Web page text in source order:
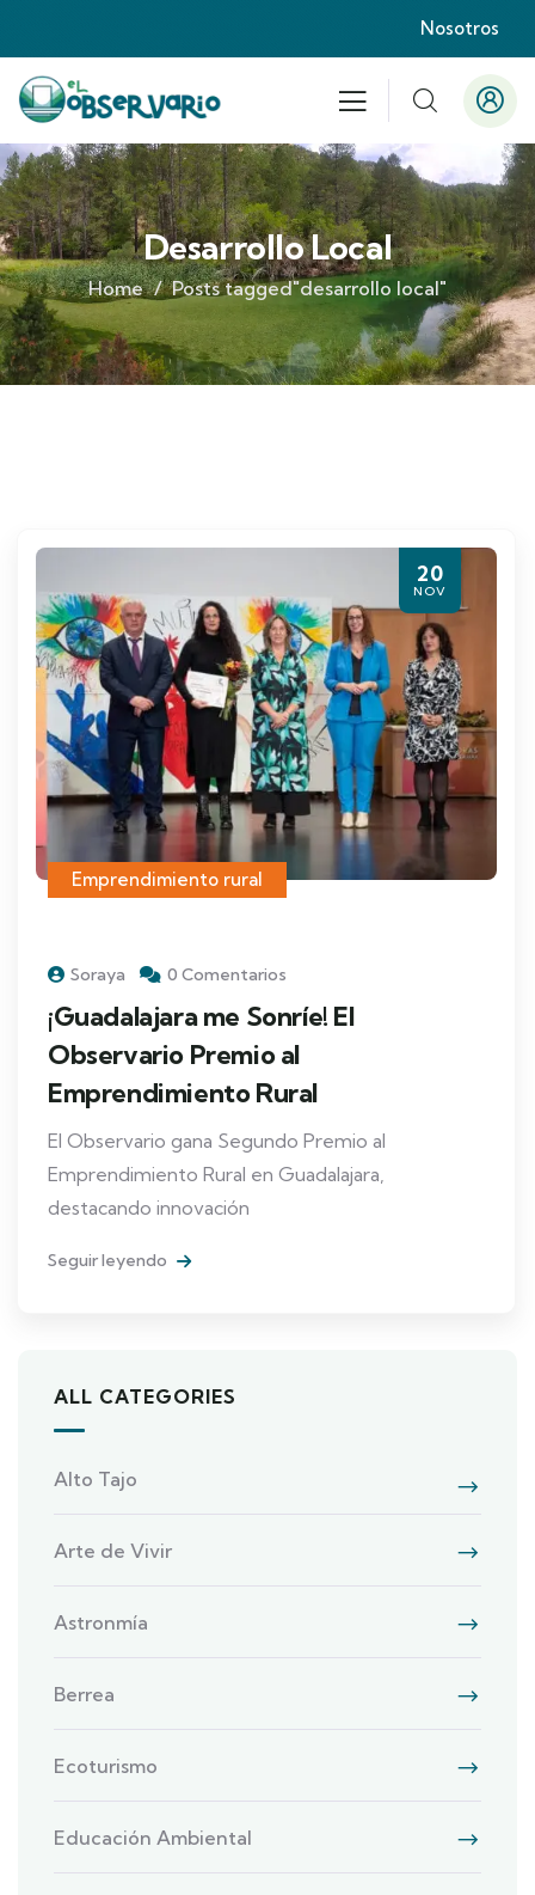
Nosotros
Desarrollo Local
Home Posts tagged"desarrollo local"
20
NOV
Emprendimiento rural
Soraya 0 Comentarios
¡Guadalajara me Sonríe! El
Observario Premio al
Emprendimiento Rural
El Observario gana Segundo Premio al
Emprendimiento Rural en Guadalajara,
destacando innovación
Seguir leyendo
ALL CATEGORIES
Alto Tajo
Arte de Vivir
Astronmía
Berrea
Ecoturismo
Educación Ambiental